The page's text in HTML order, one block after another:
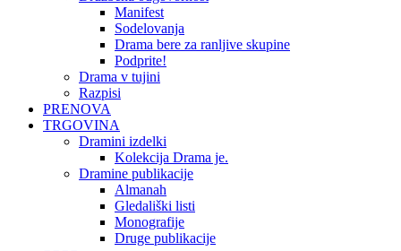
Manifest
Sodelovanja
Drama bere za ranljive skupine
Podprite!
Drama v tujini
Razpisi
PRENOVA
TRGOVINA
Dramini izdelki
Kolekcija Drama je.
Dramine publikacije
Almanah
Gledališki listi
Monografije
Druge publikacije